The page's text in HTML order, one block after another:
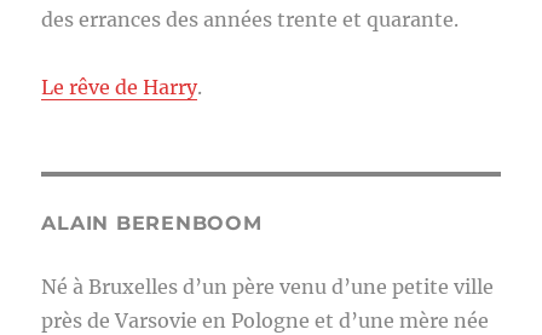
des errances des années trente et quarante.
Le rêve de Harry.
ALAIN BERENBOOM
Né à Bruxelles d’un père venu d’une petite ville
près de Varsovie en Pologne et d’une mère née